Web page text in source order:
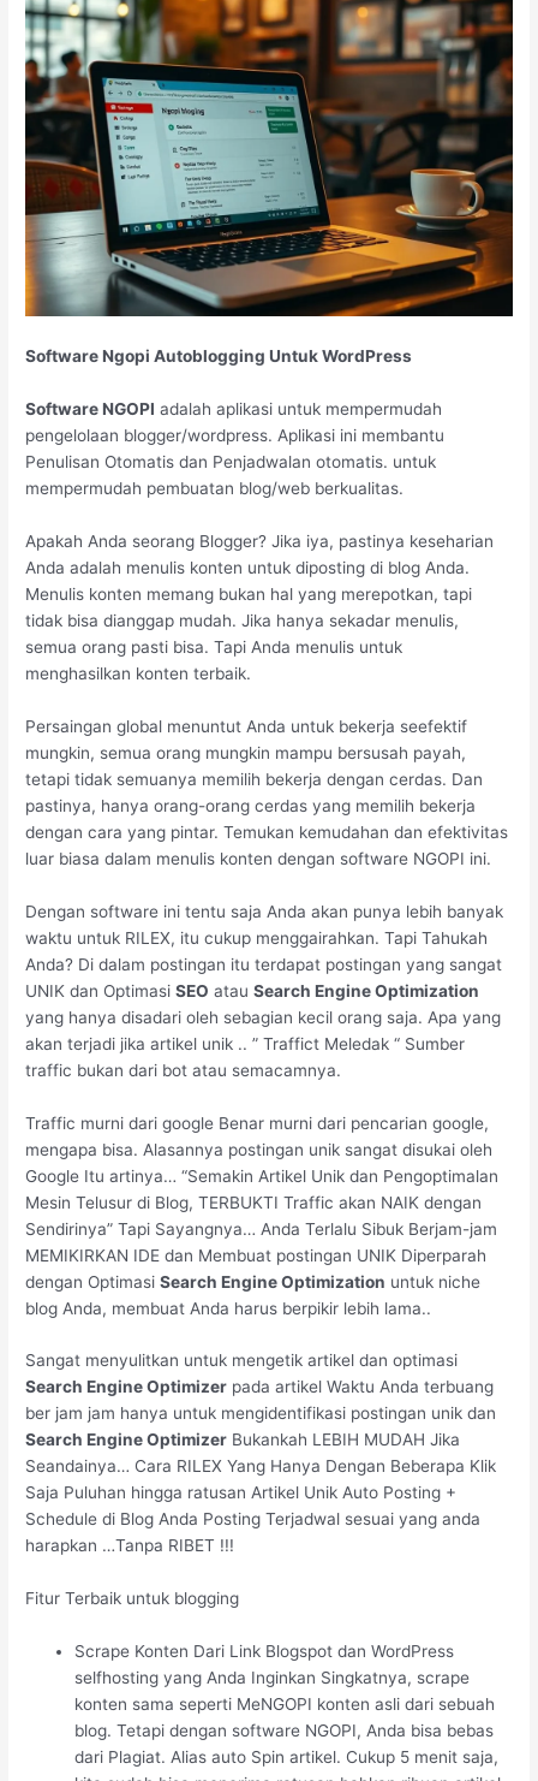
Software Ngopi Autoblogging Untuk WordPress
Software NGOPI adalah aplikasi untuk mempermudah
pengelolaan blogger/wordpress. Aplikasi ini membantu
Penulisan Otomatis dan Penjadwalan otomatis. untuk
mempermudah pembuatan blog/web berkualitas.
Apakah Anda seorang Blogger? Jika iya, pastinya keseharian
Anda adalah menulis konten untuk diposting di blog Anda.
Menulis konten memang bukan hal yang merepotkan, tapi
tidak bisa dianggap mudah. Jika hanya sekadar menulis,
semua orang pasti bisa. Tapi Anda menulis untuk
menghasilkan konten terbaik.
Persaingan global menuntut Anda untuk bekerja seefektif
mungkin, semua orang mungkin mampu bersusah payah,
tetapi tidak semuanya memilih bekerja dengan cerdas. Dan
pastinya, hanya orang-orang cerdas yang memilih bekerja
dengan cara yang pintar. Temukan kemudahan dan efektivitas
luar biasa dalam menulis konten dengan software NGOPI ini.
Dengan software ini tentu saja Anda akan punya lebih banyak
waktu untuk RILEX, itu cukup menggairahkan. Tapi Tahukah
Anda? Di dalam postingan itu terdapat postingan yang sangat
UNIK dan OptimasiSEO atauSearch Engine Optimization
yang hanya disadari oleh sebagian kecil orang saja. Apa yang
akan terjadi jika artikel unik .. ” Traffict Meledak “ Sumber
traffic bukan dari bot atau semacamnya.
Traffic murni dari google Benar murni dari pencarian google,
mengapa bisa. Alasannya postingan unik sangat disukai oleh
Google Itu artinya… “Semakin Artikel Unik dan Pengoptimalan
Mesin Telusur di Blog, TERBUKTI Traffic akan NAIK dengan
Sendirinya” Tapi Sayangnya… Anda Terlalu Sibuk Berjam-jam
MEMIKIRKAN IDE dan Membuat postingan UNIK Diperparah
dengan OptimasiSearch Engine Optimization untuk niche
blog Anda, membuat Anda harus berpikir lebih lama..
Sangat menyulitkan untuk mengetik artikel dan optimasi
Search Engine Optimizer pada artikel Waktu Anda terbuang
ber jam jam hanya untuk mengidentifikasi postingan unik dan
Search Engine Optimizer Bukankah LEBIH MUDAH Jika
Seandainya… Cara RILEX Yang Hanya Dengan Beberapa Klik
Saja Puluhan hingga ratusan Artikel Unik Auto Posting +
Schedule di Blog Anda Posting Terjadwal sesuai yang anda
harapkan …Tanpa RIBET !!!
Fitur Terbaik untuk blogging
Scrape Konten Dari Link Blogspot dan WordPress
selfhosting yang Anda Inginkan Singkatnya, scrape
konten sama seperti MeNGOPI konten asli dari sebuah
blog. Tetapi dengan software NGOPI, Anda bisa bebas
dari Plagiat. Alias auto Spin artikel. Cukup 5 menit saja,